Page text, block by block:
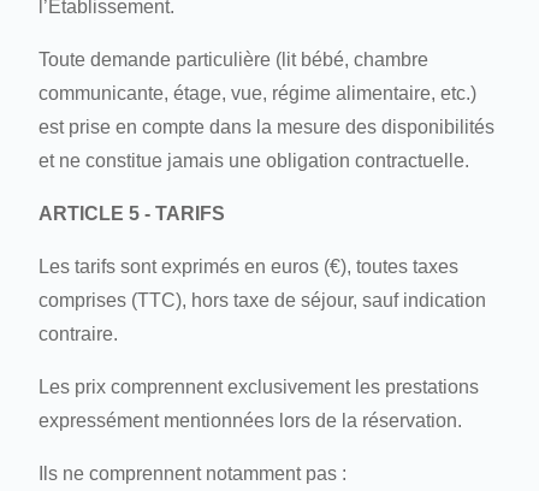
l’Établissement.
Toute demande particulière (lit bébé, chambre
communicante, étage, vue, régime alimentaire, etc.)
est prise en compte dans la mesure des disponibilités
et ne constitue jamais une obligation contractuelle.
ARTICLE 5 - TARIFS
Les tarifs sont exprimés en euros (€), toutes taxes
comprises (TTC), hors taxe de séjour, sauf indication
contraire.
Les prix comprennent exclusivement les prestations
expressément mentionnées lors de la réservation.
Ils ne comprennent notamment pas :